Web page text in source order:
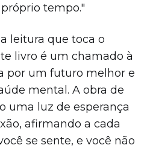
tempo."
leitura que toca o
livro é um chamado à
por um futuro melhor e
mental. A obra de
uma luz de esperança
afirmando a cada
se sente, e você não